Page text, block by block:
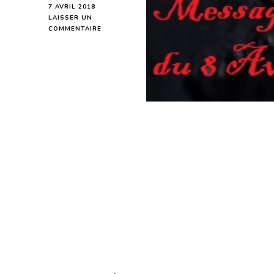
7 AVRIL 2018
LAISSER UN
COMMENTAIRE